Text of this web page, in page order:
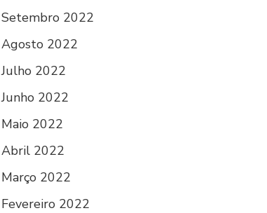
Setembro 2022
Agosto 2022
Julho 2022
Junho 2022
Maio 2022
Abril 2022
Março 2022
Fevereiro 2022